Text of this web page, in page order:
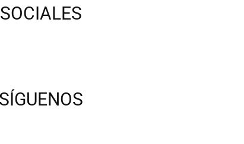
SOCIALES
SÍGUENOS